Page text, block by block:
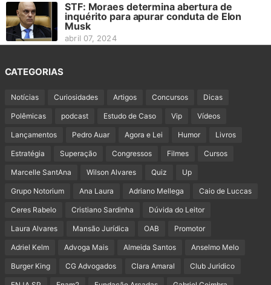
STF: Moraes determina abertura de
inquérito para apurar conduta de Elon
Musk
abril 07, 2024
CATEGORIAS
Notícias Curiosidades Artigos Concursos Dicas
Polêmicas podcast Estudo de Caso Vip Vídeos
Lançamentos Pedro Auar Agora e Lei Humor Livros
Estratégia Superação Congressos Filmes Cursos
Marcelle SantAna Wilson Alvares Quiz Up
Grupo Notorium Ana Laura Adriano Mellega Caio de Luccas
Ceres Rabelo Cristiano Sardinha Dúvida do Leitor
Laura Alvares Mansão Jurídica OAB Promotor
Adriel Kelm Advoga Mais Almeida Santos Anselmo Melo
Burger King CG Advogados Clara Amaral Club Juridico